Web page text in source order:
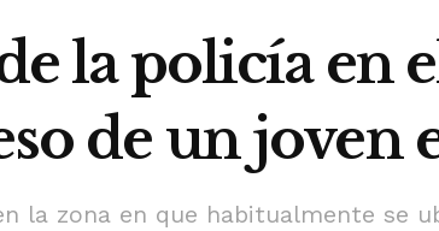
la policía en
de un joven
la zona en que habitualmente se